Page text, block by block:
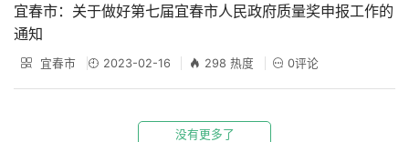
宜春市：关于做好第七届宜春市人民政府质量奖申报工作的
通知
宜春市 2023-02-16 298 热度 0评论
没有更多了